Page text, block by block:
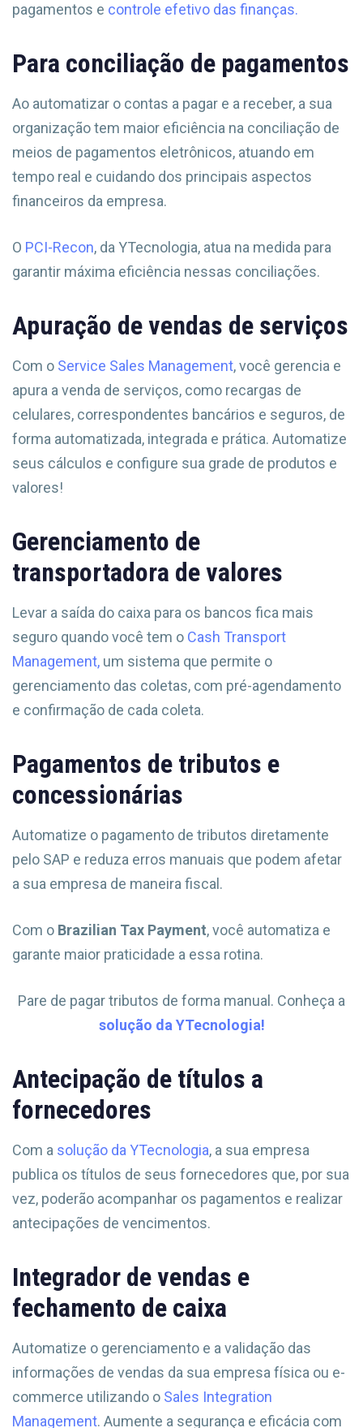
pagamentos e controle efetivo das finanças.
Para conciliação de pagamentos
Ao automatizar o contas a pagar e a receber, a sua
organização tem maior eficiência na conciliação de
meios de pagamentos eletrônicos, atuando em
tempo real e cuidando dos principais aspectos
financeiros da empresa.
O PCI-Recon, da YTecnologia, atua na medida para
garantir máxima eficiência nessas conciliações.
Apuração de vendas de serviços
Com o Service Sales Management, você gerencia e
apura a venda de serviços, como recargas de
celulares, correspondentes bancários e seguros, de
forma automatizada, integrada e prática. Automatize
seus cálculos e configure sua grade de produtos e
valores!
Gerenciamento de
transportadora de valores
Levar a saída do caixa para os bancos fica mais
seguro quando você tem o Cash Transport
Management, um sistema que permite o
gerenciamento das coletas, com pré-agendamento
e confirmação de cada coleta.
Pagamentos de tributos e
concessionárias
Automatize o pagamento de tributos diretamente
pelo SAP e reduza erros manuais que podem afetar
a sua empresa de maneira fiscal.
Com o Brazilian Tax Payment, você automatiza e
garante maior praticidade a essa rotina.
Pare de pagar tributos de forma manual. Conheça a
solução da YTecnologia!
Antecipação de títulos a
fornecedores
Com a solução da YTecnologia, a sua empresa
publica os títulos de seus fornecedores que, por sua
vez, poderão acompanhar os pagamentos e realizar
antecipações de vencimentos.
Integrador de vendas e
fechamento de caixa
Automatize o gerenciamento e a validação das
informações de vendas da sua empresa física ou e-
commerce utilizando o Sales Integration
Management. Aumente a segurança e eficácia com